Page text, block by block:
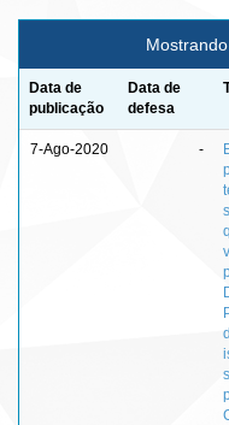
Data de
publicação
Data de
defesa
7-Ago-2020 -